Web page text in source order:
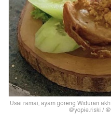
Usai ramai, ayam goreng Widuran
@yopie.riski /